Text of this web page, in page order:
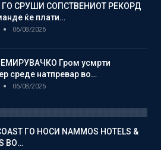
ГО СРУШИ СОПСТВЕНИОТ РЕКОРД
ќе плати…
06/08/2026
Гром усмрти
среде натпревар во…
06/08/2026
ГО НОСИ NAMMOS HOTELS &
ВО…